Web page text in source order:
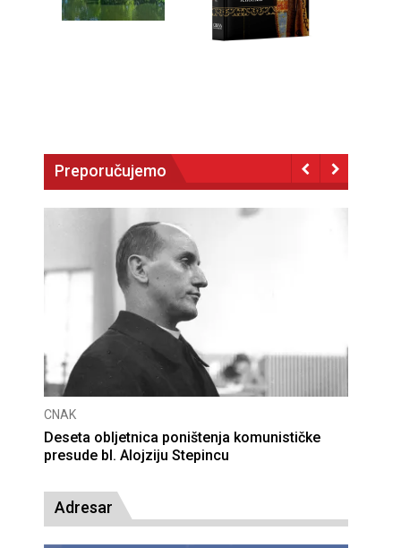
Preporučujemo
CNAK
Deseta obljetnica poništenja komunističke
presude bl. Alojziju Stepincu
Adresar